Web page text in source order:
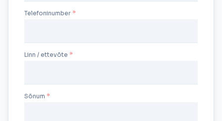
Sõnum
Telefoninumber
Linn / ettevõte